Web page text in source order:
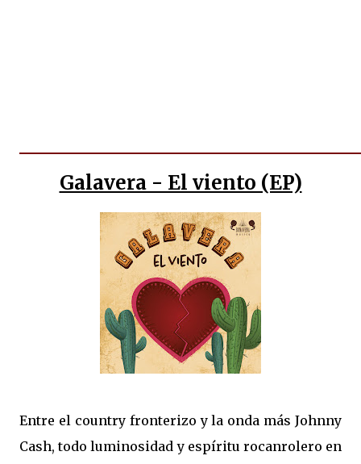
Galavera - El viento (EP)
Entre el country fronterizo y la onda más Johnny
Cash, todo luminosidad y espíritu rocanrolero en